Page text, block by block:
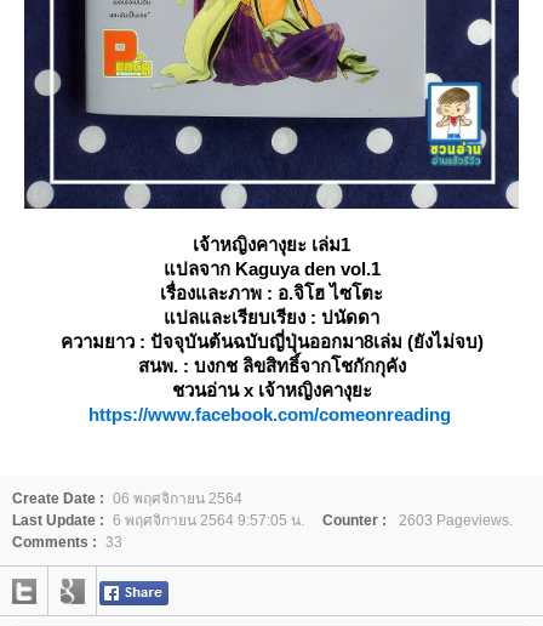
เจ้าหญิงคางุยะ เล่ม1
ปลจาก Kaguya den vol.1
เรื่องและภาพ : อ.จิโฮ ไซโตะ
ปลและเรียบเรียง : ปนัดดา
ความยาว : ปัจจุบันต้นฉบับญี่ปุ่นออกมา8เล่ม (ยังไม่จบ)
สนพ. : บงกช ลิขสิทธิ์จากโชกักกุคัง
ชวนอ่าน x เจ้าหญิงคางุยะ
https://www.facebook.com/comeonreading
Create Date : 06 พฤศจิกายน 2564
Last Update : 6 พฤศจิกายน 2564 9:57:05 น. Counter :
2603 Pageviews.
Comments : 33